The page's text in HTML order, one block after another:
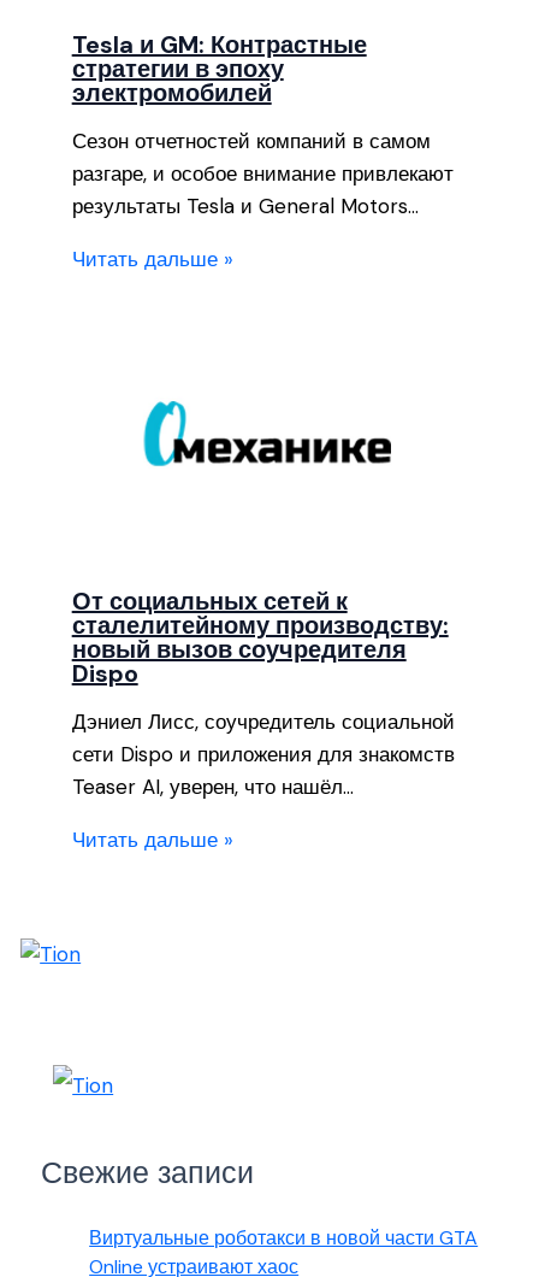
Tesla и GM: Контрастные
стратегии в эпоху
электромобилей
Сезон отчетностей компаний в самом
разгаре, и особое внимание привлекают
результаты Tesla и General Motors…
Читать дальше »
От социальных сетей к
сталелитейному производству:
новый вызов соучредителя
Dispo
Дэниел Лисс, соучредитель социальной
сети Dispo и приложения для знакомств
Teaser AI, уверен, что нашёл…
Читать дальше »
Свежие записи
Виртуальные роботакси в новой части GTA
Online устраивают хаос